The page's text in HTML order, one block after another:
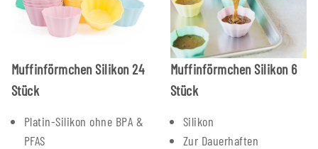
Muffinförmchen Silikon 24
Stück
Platin-Silikon ohne BPA &
PFAS
Muffinförmchen Silikon 6
Stück
Silikon
Zur Dauerhaften